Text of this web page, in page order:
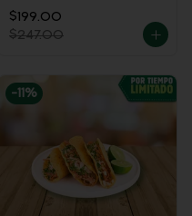
$199.00
$247.00
-11 %